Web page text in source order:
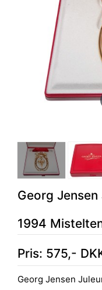
Georg Jensen
1994
Pris: 575,-
Georg Jensen